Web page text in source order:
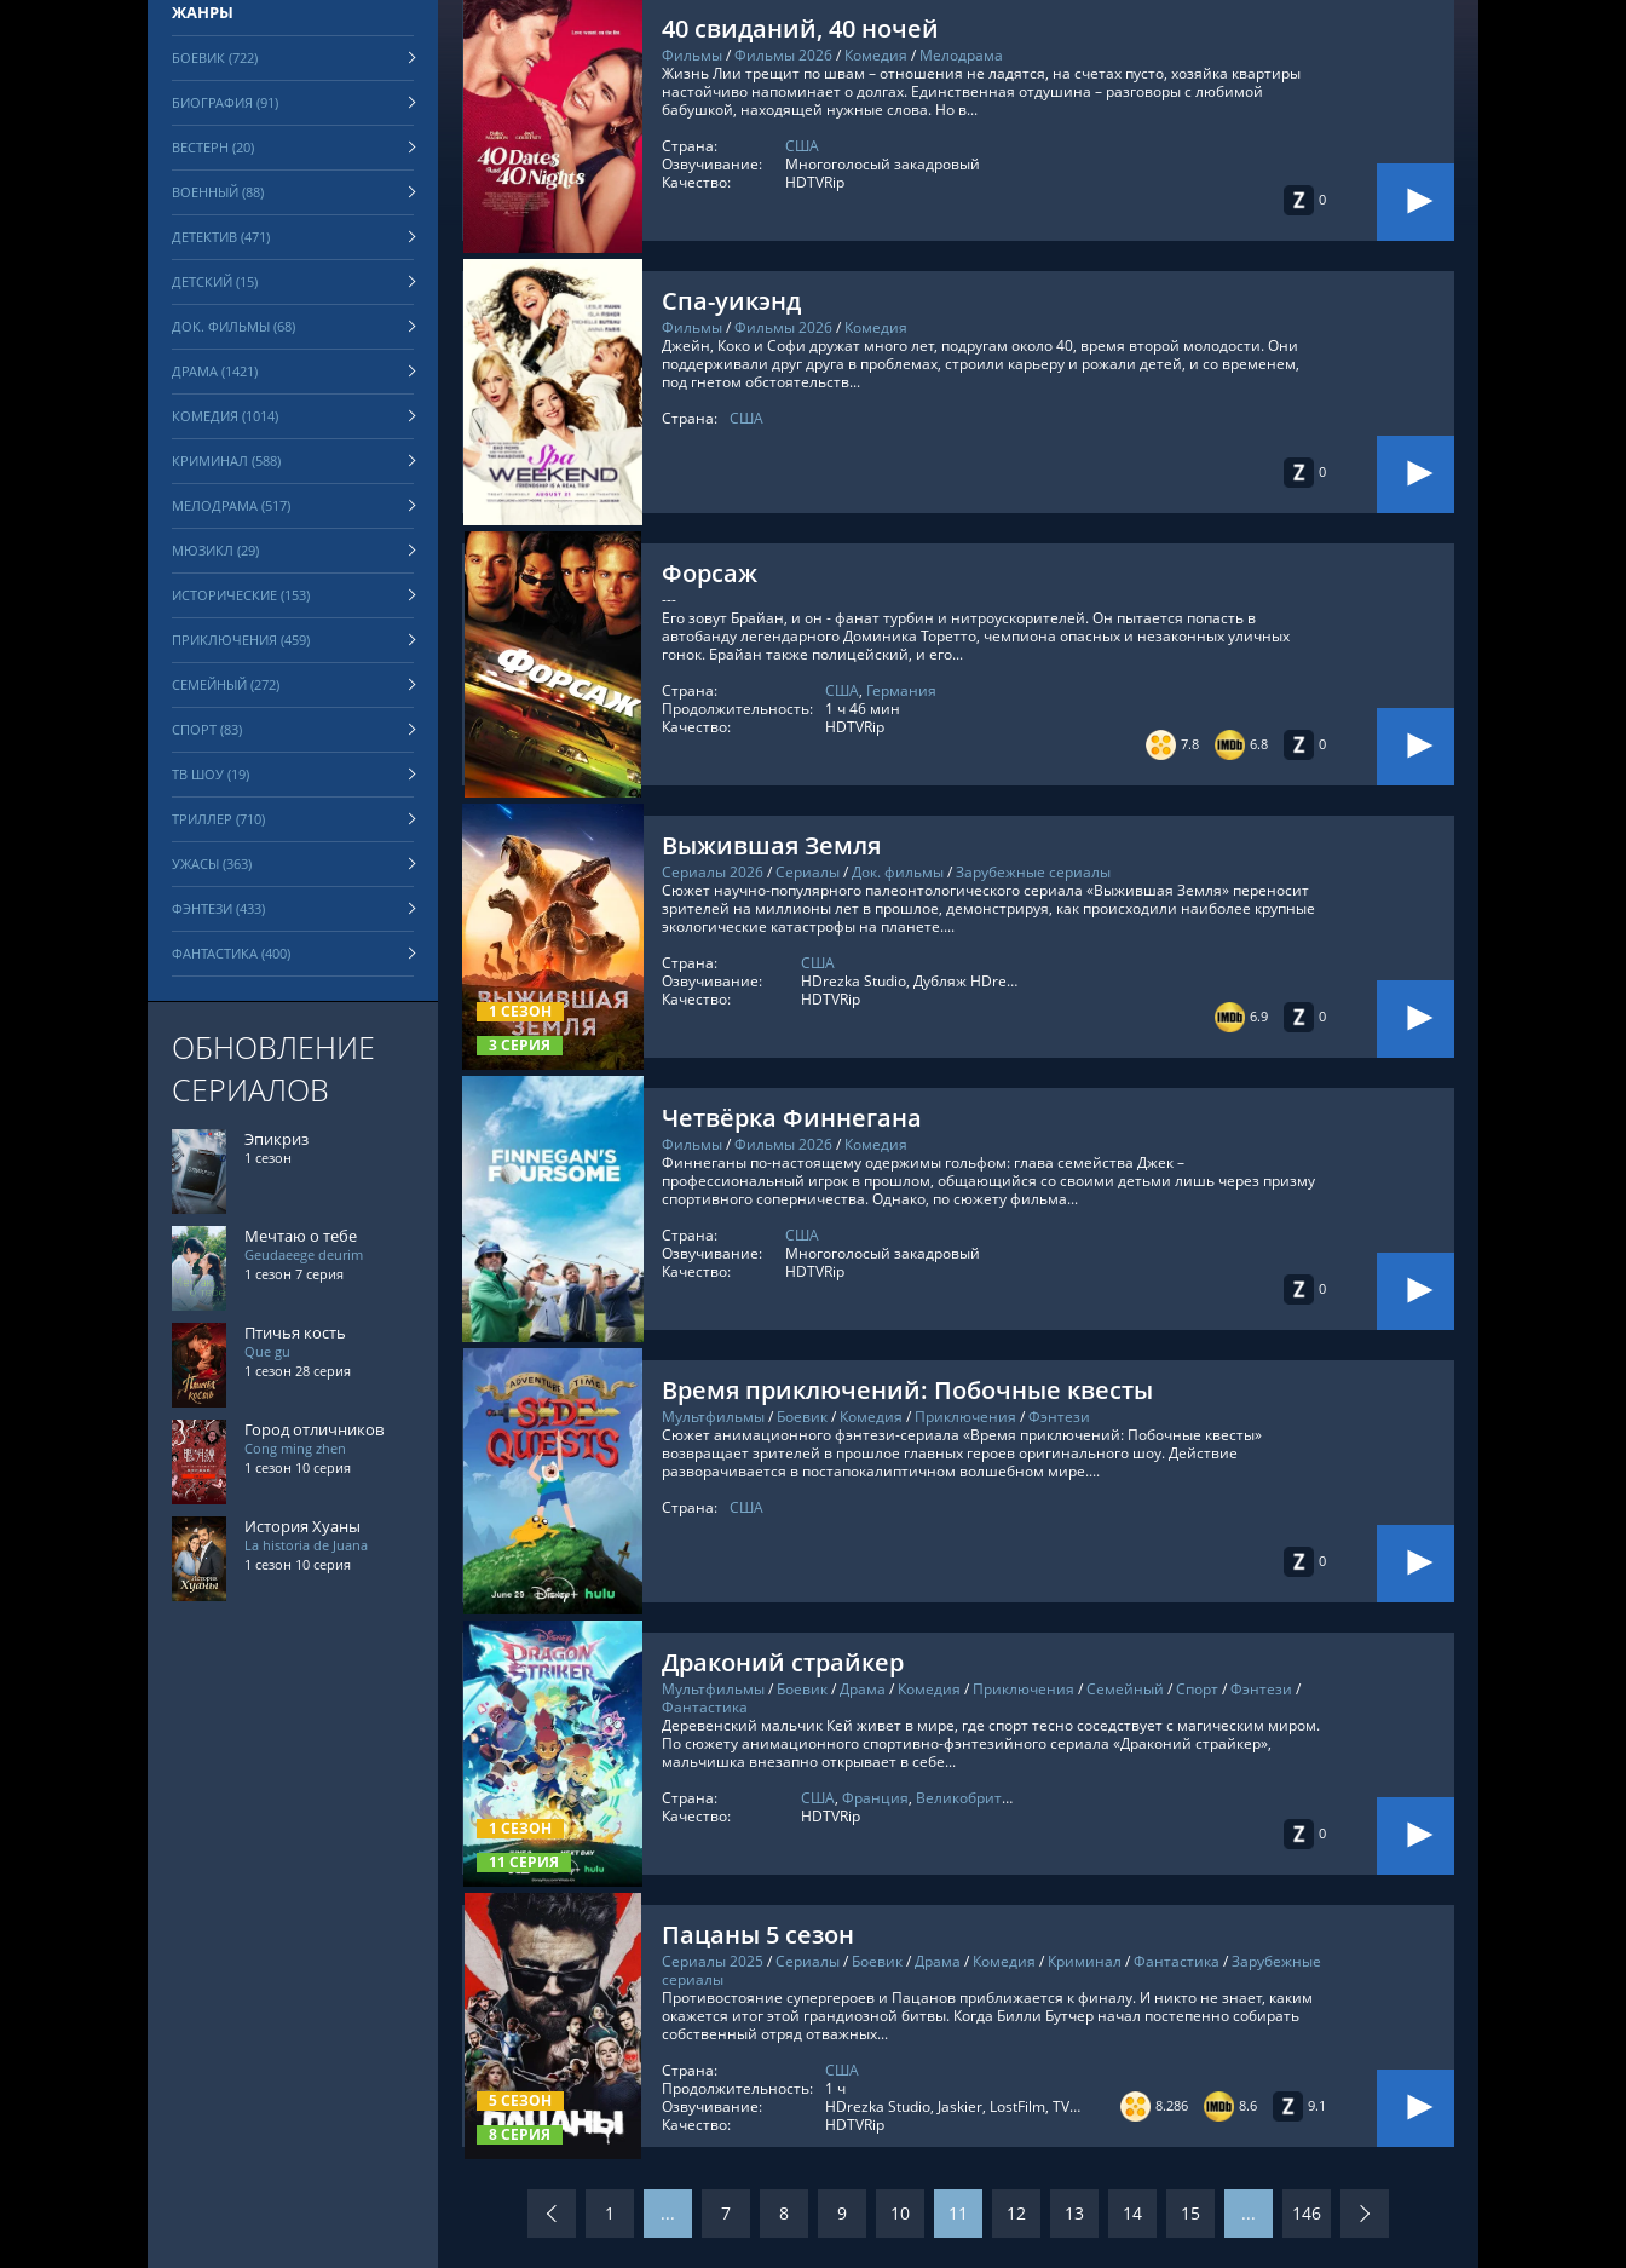
СМОТРЕТЬ ОНЛАЙН
40 свиданий, 40 ночей
Фильмы/Фильмы 2026/ Комедия / Мелодрама
0
Жизнь Лии трещит по швам – отношения не ладятся, на счетах пусто, хозяйка квартиры
настойчиво напоминает о долгах. Единственная отдушина – разговоры с любимой
бабушкой, находящей нужные слова. Но в...
Страна:
США
Озвучивание:
Многоголосый закадровый
Качество:
HDTVRip
СМОТРЕТЬ ОНЛАЙН
Спа-уикэнд
Фильмы/Фильмы 2026/ Комедия
0
Джейн, Коко и Софи дружат много лет, подругам около 40, время второй молодости. Они
поддерживали друг друга в проблемах, строили карьеру и рожали детей, и со временем,
под гнетом обстоятельств...
Страна: США
СМОТРЕТЬ ОНЛАЙН
Форсаж
---
7.8 6.8 0
Его зовут Брайан, и он - фанат турбин и нитроускорителей. Он пытается попасть в
автобанду легендарного Доминика Торетто, чемпиона опасных и незаконных уличных
гонок. Брайан также полицейский, и его...
Страна:
США, Германия
Продолжительность:
1 ч 46 мин
Качество:
HDTVRip
1 СЕЗОН
3 СЕРИЯ
СМОТРЕТЬ ОНЛАЙН
Выжившая Земля
Сериалы 2026/Сериалы/Док. фильмы/Зарубежные сериалы
6.9 0
Сюжет научно-популярного палеонтологического сериала «Выжившая Земля» переносит
зрителей на миллионы лет в прошлое, демонстрируя, как происходили наиболее крупные
экологические катастрофы на планете....
Страна:
США
Озвучивание:
HDrezka Studio, Дубляж HDrezka St., Coldfilm
Качество:
HDTVRip
СМОТРЕТЬ ОНЛАЙН
Четвёрка Финнегана
Фильмы/Фильмы 2026/ Комедия
0
Финнеганы по-настоящему одержимы гольфом: глава семейства Джек –
профессиональный игрок в прошлом, общающийся со своими детьми лишь через призму
спортивного соперничества. Однако, по сюжету фильма...
Страна:
США
Озвучивание:
Многоголосый закадровый
Качество:
HDTVRip
СМОТРЕТЬ ОНЛАЙН
Время приключений: Побочные квесты
Мультфильмы/ Боевик/ Комедия / Приключения /Фэнтези
0
Сюжет анимационного фэнтези-сериала «Время приключений: Побочные квесты»
возвращает зрителей в прошлое главных героев оригинального шоу. Действие
разворачивается в постапокалиптичном волшебном мире....
Страна: США
1 СЕЗОН
11 СЕРИЯ
СМОТРЕТЬ ОНЛАЙН
Драконий страйкер
Мультфильмы/ Боевик/Драма / Комедия / Приключения /Семейный /Спорт/Фэнтези /
Фантастика
0
Деревенский мальчик Кей живет в мире, где спорт тесно соседствует с магическим миром.
По сюжету анимационного спортивно-фэнтезийного сериала «Драконий страйкер»,
мальчишка внезапно открывает в себе...
Страна:
США, Франция, Великобритания
Качество:
HDTVRip
5 СЕЗОН
8 СЕРИЯ
СМОТРЕТЬ ОНЛАЙН
Пацаны 5 сезон
Сериалы 2025 /Сериалы/ Боевик/Драма / Комедия / Криминал /Фантастика /Зарубежные
сериалы
8.286 8.6 9.1
Противостояние супергероев и Пацанов приближается к финалу. И никто не знает, каким
окажется итог этой грандиозной битвы. Когда Билли Бутчер начал постепенно собирать
собственный отряд отважных...
Страна:
США
Продолжительность:
1 ч
Озвучивание:
HDrezka Studio, Jaskier, LostFilm, TVShows, Newstudio, Кубик в Кубе, Дубляж Red Head Sound, Оригинальный, Субтитры, Укр. Субтитры, AlexFilm, LE-Production, HOMESTUDIO, RuDub, In-Voice, Украинский
Качество:
HDTVRip
1 ... 7 8 9 10 11 12 13 14 15 ... 146
ЖАНРЫ
БОЕВИК (722)
БИОГРАФИЯ (91)
ВЕСТЕРН (20)
ВОЕННЫЙ (88)
ДЕТЕКТИВ (471)
ДЕТСКИЙ (15)
ДОК. ФИЛЬМЫ (68)
ДРАМА (1421)
КОМЕДИЯ (1014)
КРИМИНАЛ (588)
МЕЛОДРАМА (517)
МЮЗИКЛ (29)
ИСТОРИЧЕСКИЕ (153)
ПРИКЛЮЧЕНИЯ (459)
СЕМЕЙНЫЙ (272)
СПОРТ (83)
ТВ ШОУ (19)
ТРИЛЛЕР (710)
УЖАСЫ (363)
ФЭНТЕЗИ (433)
ФАНТАСТИКА (400)
ОБНОВЛЕНИЕ
СЕРИАЛОВ
Эпикриз
1 сезон
Мечтаю о тебе
Geudaeege deurim
1 сезон 7 серия
Птичья кость
Que gu
1 сезон 28 серия
Город отличников
Cong ming zhen
1 сезон 10 серия
История Хуаны
La historia de Juana
1 сезон 10 серия